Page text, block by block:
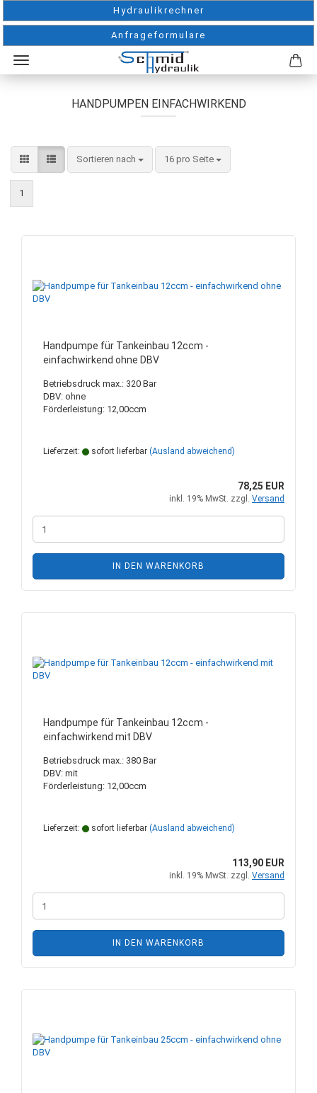
Hydraulikrechner
Anfrageformulare
HANDPUMPEN EINFACHWIRKEND
Sortieren nach
Sortieren nach 16 pro Seite
pro Seite
1
Handpumpe für Tankeinbau 12ccm -
einfachwirkend ohne DBV
Betriebsdruck max.: 320 Bar
DBV: ohne
Förderleistung: 12,00ccm
Lieferzeit: sofort lieferbar (Ausland abweichend)
78,25 EUR
inkl. 19% MwSt. zzgl. Versand
IN DEN WARENKORB
Handpumpe für Tankeinbau 12ccm -
einfachwirkend mit DBV
Betriebsdruck max.: 380 Bar
DBV: mit
Förderleistung: 12,00ccm
Lieferzeit: sofort lieferbar (Ausland abweichend)
113,90 EUR
inkl. 19% MwSt. zzgl. Versand
IN DEN WARENKORB